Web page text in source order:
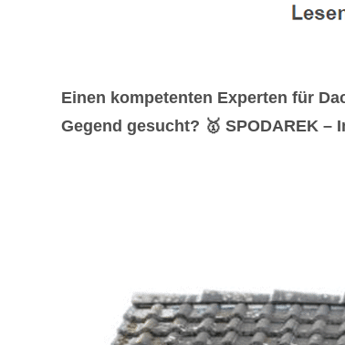
Einen kompetenten Experten für
Gegend gesucht? 🥇 SPODAREK –